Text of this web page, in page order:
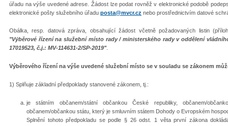
úřadu na výše uvedené adrese. Žádost lze podat rovněž v elektronické podobě
elektronické pošty služebního úřadu posta@mvcr.cz nebo prostřednictvím datové
Obálka, resp. datová zpráva, obsahující žádost včetně požadovaných listin
"Výběrové řízení na služební místo rady / ministerského rady v oddělení
17019523, č.j.: MV-114631-2/SP-2019".
Výběrového řízení na výše uvedené služební místo se v souladu se zákonem
1) Splňuje základní předpoklady stanovené zákonem, tj.:
je státním občanem/státní občankou České republiky, občanem/
občanem/občankou státu, který je smluvním státem Dohody o Evropském
Splnění tohoto předpokladu se podle § 26 odst. 1 věta první zákona